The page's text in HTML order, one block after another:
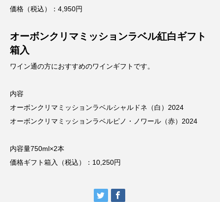
価格（税込）：4,950円
オーボンクリマミッションラベル紅白ギフト
箱入
ワイン通の方におすすめのワインギフトです。
内容
オーボンクリマミッションラベルシャルドネ（白）2024
オーボンクリマミッションラベルピノ・ノワール（赤）2024
内容量750ml×2本
価格ギフト箱入（税込）：10,250円